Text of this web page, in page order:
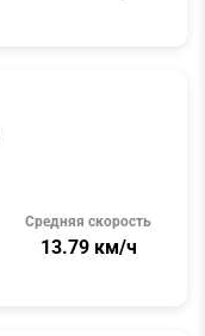
Средняя скорость
13.79 км/ч